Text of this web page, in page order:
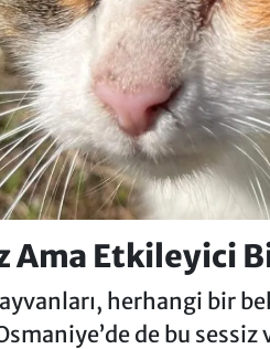
Ama Etkileyici
herhangi bir
de bu